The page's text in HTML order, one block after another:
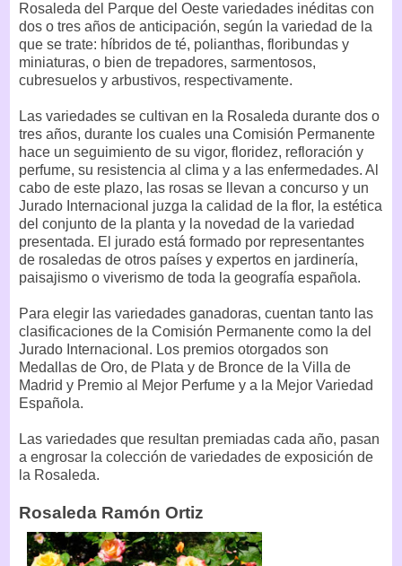
Rosaleda del Parque del Oeste variedades inéditas con
dos o tres años de anticipación, según la variedad de la
que se trate: híbridos de té, polianthas, floribundas y
miniaturas, o bien de trepadores, sarmentosos,
cubresuelos y arbustivos, respectivamente.
Las variedades se cultivan en la Rosaleda durante dos o
tres años, durante los cuales una Comisión Permanente
hace un seguimiento de su vigor, floridez, refloración y
perfume, su resistencia al clima y a las enfermedades. Al
cabo de este plazo, las rosas se llevan a concurso y un
Jurado Internacional juzga la calidad de la flor, la estética
del conjunto de la planta y la novedad de la variedad
presentada. El jurado está formado por representantes
de rosaledas de otros países y expertos en jardinería,
paisajismo o viverismo de toda la geografía española.
Para elegir las variedades ganadoras, cuentan tanto las
clasificaciones de la Comisión Permanente como la del
Jurado Internacional. Los premios otorgados son
Medallas de Oro, de Plata y de Bronce de la Villa de
Madrid y Premio al Mejor Perfume y a la Mejor Variedad
Española.
Las variedades que resultan premiadas cada año, pasan
a engrosar la colección de variedades de exposición de
la Rosaleda.
Rosaleda Ramón Ortiz